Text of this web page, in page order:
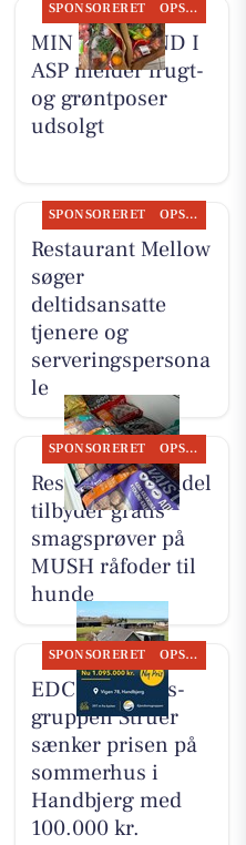
SPONSORERET OPSLAGSTAVLEN
MIN KØBMAND I
ASP melder frugt-
og grøntposer
udsolgt
SPONSORERET OPSLAGSTAVLEN
Restaurant Mellow
søger
deltidsansatte
tjenere og
serveringspersona
le
SPONSORERET OPSLAGSTAVLEN
Resen Landhandel
tilbyder gratis
smagsprøver på
MUSH råfoder til
hunde
SPONSORERET OPSLAGSTAVLEN
EDC Ejen­doms­
grup­pen Struer
sænker prisen på
sommerhus i
Handbjerg med
100.000 kr.